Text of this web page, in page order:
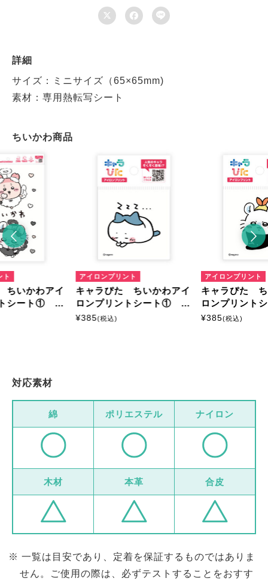
  
詳細
サイズ：ミニサイズ（65×65mm)
素材：専用熱転写シート
ちいかわ商品
ト
いかわアイ
トシート① A
アイロンプリント
キャラぴた ちいかわアイ
ロンプリントシート① ミ
ニ12
¥385(税込)
アイロンプリント
キャラぴた
ロンプリン
ニ16
¥385(税込)
対応素材
綿 ポリエステル ナイロン
木材 本革 合皮
一覧は目安であり、定着を保証するものではありま
せん。ご使用の際は、必ずテストすることをおすす